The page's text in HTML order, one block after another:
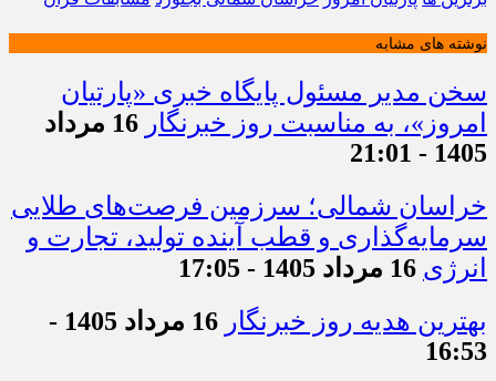
نوشته های مشابه
سخن مدیر مسئول پایگاه خبری «پارتیان
امروز»، به مناسبت روز خبرنگار
16 مرداد
1405 - 21:01
خراسان شمالی؛ سرزمین فرصت‌های طلایی
سرمایه‌گذاری و قطب آینده تولید، تجارت و
انرژی 16 مرداد 1405 - 17:05
بهترین هدیه روز خبرنگار
16 مرداد 1405 -
16:53